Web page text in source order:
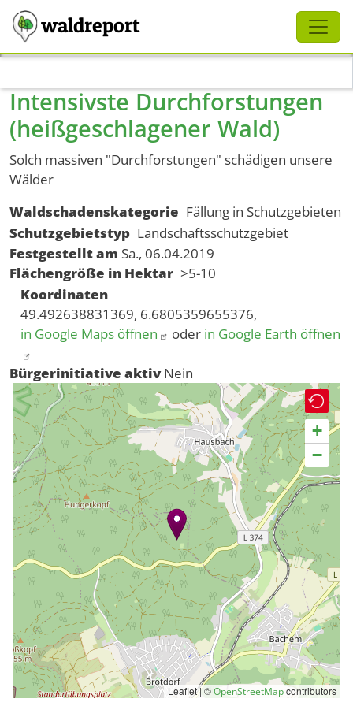
waldreport
Intensivste Durchforstungen
(heißgeschlagener Wald)
Solch massiven "Durchforstungen" schädigen unsere
Wälder
Waldschadenskategorie Fällung in Schutzgebieten
Schutzgebietstyp Landschaftsschutzgebiet
Festgestellt am Sa., 06.04.2019
Flächengröße in Hektar >5-10
Koordinaten
49.492638831369, 6.6805359655376,
in Google Maps öffnen
oder in Google Earth öffnen
Bürgerinitiative aktiv Nein
+
−
Leaflet | ©OpenStreetMapcontributors
Schliessen